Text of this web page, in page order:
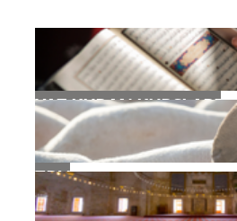
YAZ KURAN KURSLARI
TDV